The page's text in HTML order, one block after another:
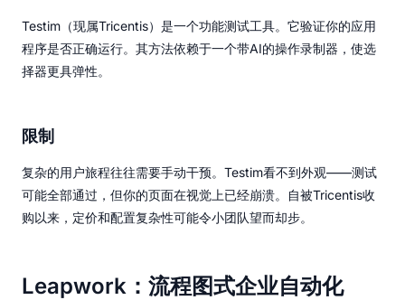
Testim（现属Tricentis）是一个功能测试工具。它验证你的应用
程序是否正确运行。其方法依赖于一个带AI的操作录制器，使选
择器更具弹性。
限制
复杂的用户旅程往往需要手动干预。Testim看不到外观——测试
可能全部通过，但你的页面在视觉上已经崩溃。自被Tricentis收
购以来，定价和配置复杂性可能令小团队望而却步。
Leapwork：流程图式企业自动化